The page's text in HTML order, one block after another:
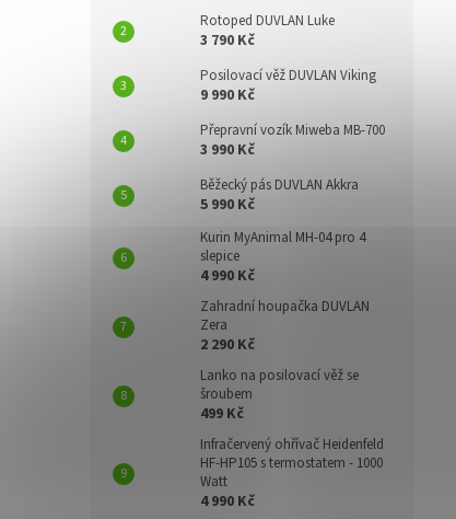
Rotoped DUVLAN Luke
3 790 Kč
Posilovací věž DUVLAN Viking
9 990 Kč
Přepravní vozík Miweba MB-700
3 990 Kč
Běžecký pás DUVLAN Akkra
5 990 Kč
Kurin MyAnimal MH-04 pro 4
slepice
4 990 Kč
Zahradní houpačka DUVLAN
Zera
2 290 Kč
Lanko na posilovací věž se
šroubem
499 Kč
Infračervený ohřívač Heidenfeld
HF-HP105 s termostatem - 1000
Watt
4 990 Kč